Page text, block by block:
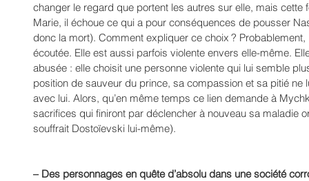
changer le regard que portent les autres sur elle, mais
Marie, il échoue ce qui a pour conséquences de pousser
donc la mort). Comment expliquer ce choix ?
écoutée. Elle est aussi parfois violente envers elle-même.
abusée : elle choisit une personne violente qui lui semble
position de sauveur du prince, sa compassion et sa pitié ne
avec lui. Alors, qu’en même temps ce lien demande à
sacrifices qui finiront par déclencher à nouveau sa maladie
souffrait Dostoïevski lui-même).
– Des personnages en quête d’absolu dans une société